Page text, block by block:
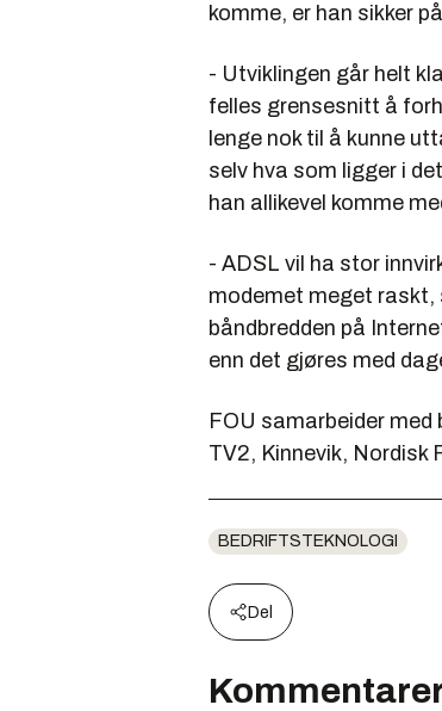
komme, er han sikker
- Utviklingen går helt
felles grensesnitt å
lenge nok til å kunne
selv hva som ligger i
han allikevel komme
- ADSL vil ha stor
modemet meget raskt,
båndbredden på
enn det gjøres med
FOU samarbeider
TV2, Kinnevik, Nordisk
BEDRIFTSTEKNOLOGI
Del